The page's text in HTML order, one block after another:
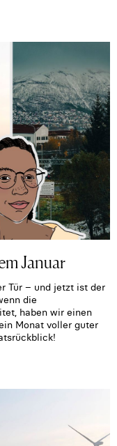
Januar
Tür – und jetzt ist der
die
haben wir einen
Monat voller guter